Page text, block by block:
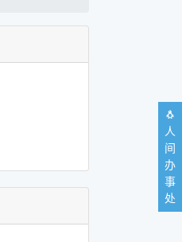
🐧
人
间
办
事
处